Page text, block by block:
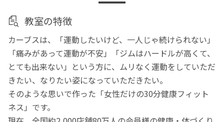
教室の特徴
カーブスは、「運動したいけど、一人じゃ続けられない」
「痛みがあって運動が不安」「ジムはハードルが高くて、
とても出来ない」という方に、ムリなく運動をしていただ
きたい、なりたい姿になっていただきたい。
そのような思いで作った「女性だけの30分健康フィット
ネス」です。